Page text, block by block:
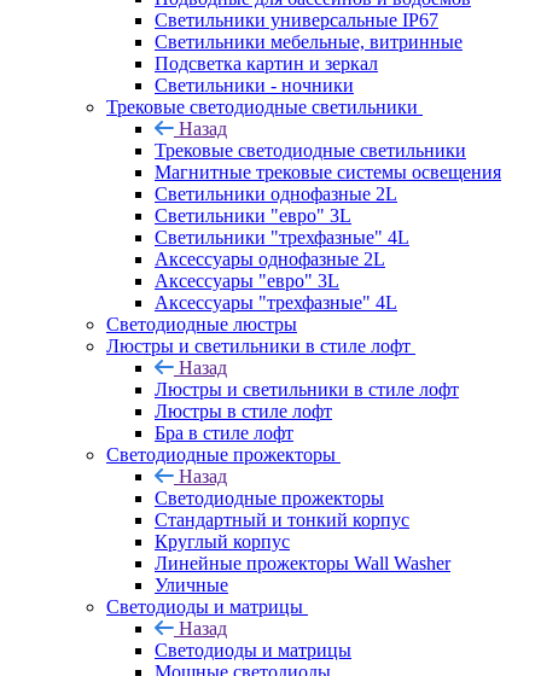
Светильники универсальные IP67
Светильники мебельные, витринные
Подсветка картин и зеркал
Светильники - ночники
Трековые светодиодные светильники
Назад
Трековые светодиодные светильники
Магнитные трековые системы освещения
Светильники однофазные 2L
Светильники "евро" 3L
Светильники "трехфазные" 4L
Аксессуары однофазные 2L
Аксессуары "евро" 3L
Аксессуары "трехфазные" 4L
Светодиодные люстры
Люстры и светильники в стиле лофт
Назад
Люстры и светильники в стиле лофт
Люстры в стиле лофт
Бра в стиле лофт
Светодиодные прожекторы
Назад
Светодиодные прожекторы
Стандартный и тонкий корпус
Круглый корпус
Линейные прожекторы Wall Washer
Уличные
Светодиоды и матрицы
Назад
Светодиоды и матрицы
Мощные светодиоды